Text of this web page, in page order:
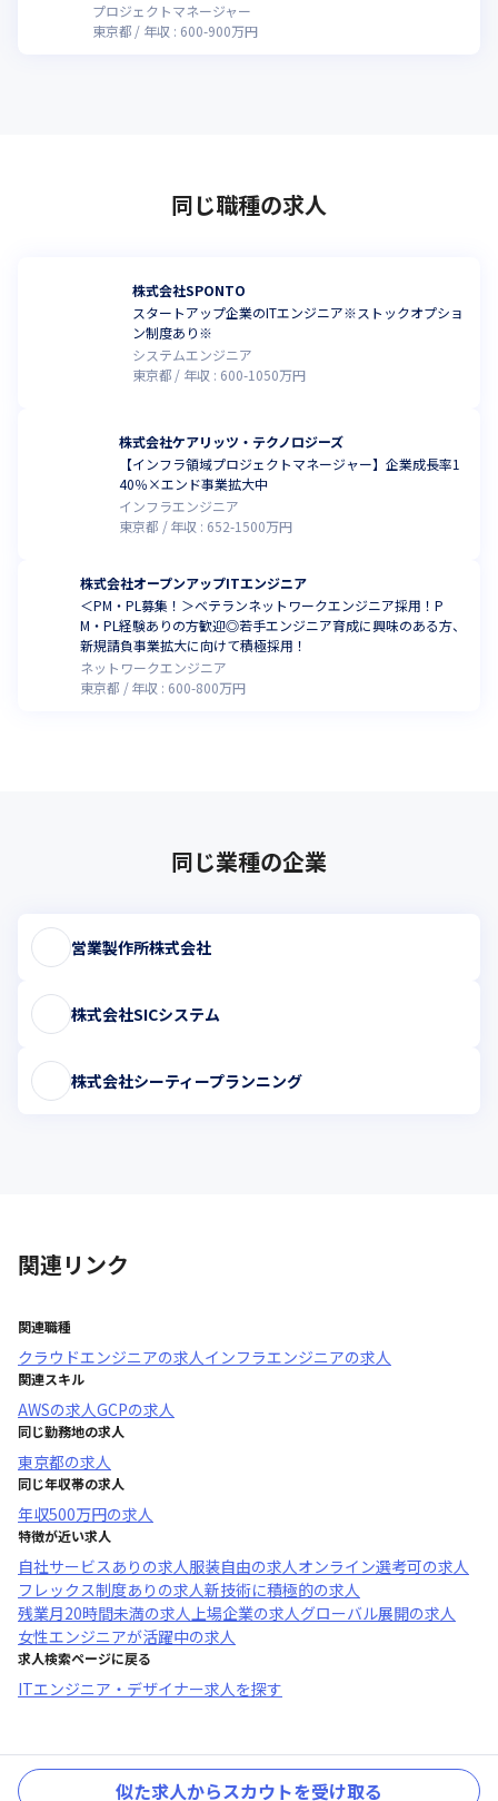
プロジェクトマネージャー
東京都
年収 : 600-900万円
同じ職種の求人
株式会社SPONTO
スタートアップ企業のITエンジニア※ストックオプショ
ン制度あり※
システムエンジニア
東京都
年収 : 600-1050万円
株式会社ケアリッツ・テクノロジーズ
【インフラ領域プロジェクトマネージャー】企業成長率1
40％×エンド事業拡大中
インフラエンジニア
東京都
年収 : 652-1500万円
株式会社オープンアップITエンジニア
＜PM・PL募集！＞ベテランネットワークエンジニア採用！P
M・PL経験ありの方歓迎◎若手エンジニア育成に興味のある方、
新規請負事業拡大に向けて積極採用！
ネットワークエンジニア
東京都
年収 : 600-800万円
同じ業種の企業
営業製作所株式会社
株式会社SICシステム
株式会社シーティープランニング
関連リンク
関連職種
クラウドエンジニアの求人インフラエンジニアの求人
関連スキル
AWSの求人GCPの求人
同じ勤務地の求人
東京都の求人
同じ年収帯の求人
年収500万円の求人
特徴が近い求人
自社サービスあり の求人服装自由の求人オンライン選考可の求人
フレックス制度あり の求人新技術に積極的の求人
残業月20時間未満の求人上場企業の求人グローバル展開の求人
女性エンジニアが活躍中の求人
求人検索ページに戻る
ITエンジニア・デザイナー求人を探す
似た求人からスカウトを受け取る